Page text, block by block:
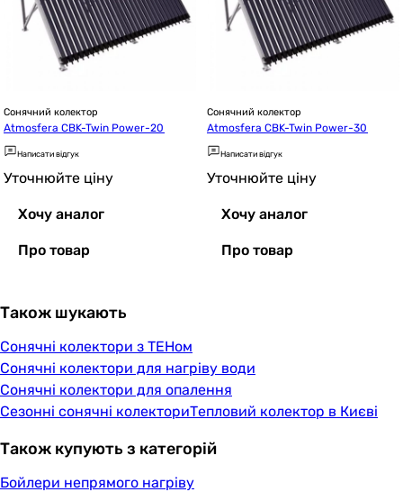
Сонячний колектор
Atmosfera CBK-Twin Power-20
Написати відгук
Уточнюйте ціну
Хочу аналог
Про товар
Сонячний колектор
Atmosfera CBK-Twin Power-30
Написати відгук
Уточнюйте ціну
Хочу аналог
Про товар
Також шукають
Сонячні колектори з ТЕНом
Сонячні колектори для нагріву води
Сонячні колектори для опалення
Сезонні сонячні колекториТепловий колектор в Києві
Також купують з категорій
Бойлери непрямого нагріву